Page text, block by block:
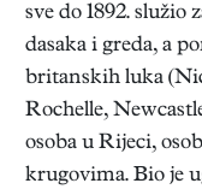
sve do 1892. služio
dasaka i greda, a
britanskih luka
Rochelle,
osoba u Rijeci,
krugovima. Bio je